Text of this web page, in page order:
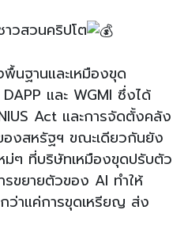
วสวนคริปโต
นฐานและเหมืองขุด
และ WGMI ซึ่งได้
Act และการจัดตั้งคลัง
งสหรัฐฯ ขณะเดียวกันยัง
ม่ๆ ที่บริษัทเหมืองขุดปรับตัว
ขยายตัวของ AI ทำให้
ว่าแค่การขุดเหรียญ ส่ง